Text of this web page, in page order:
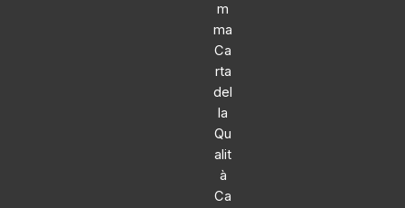
m
ma
Ca
rta
del
la
Qu
alit
à
Ca